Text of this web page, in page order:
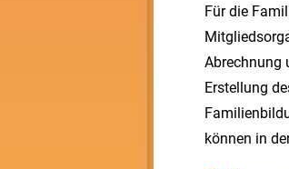
Für die
Abrechnung
Erstellung
können in